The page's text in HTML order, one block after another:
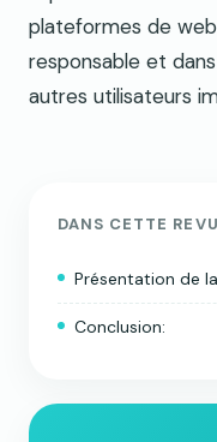
plateformes de
responsable et
autres utilisateurs
DANS CETTE
Présentation de
Conclusion: